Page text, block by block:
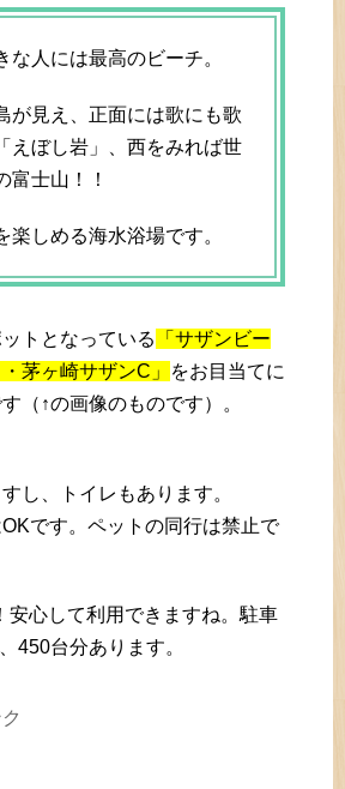
な人には最高のビーチ。
が見え、正面には歌にも歌
えぼし岩」、西をみれば世
富士山！！
楽しめる海水浴場です。
トとなっている
「サザンビー
茅ヶ崎サザンC」
をお目当てに
（↑の画像のものです）。
し、トイレもあります。
です。ペットの同行は禁止で
安心して利用できますね。駐車
450台分あります。